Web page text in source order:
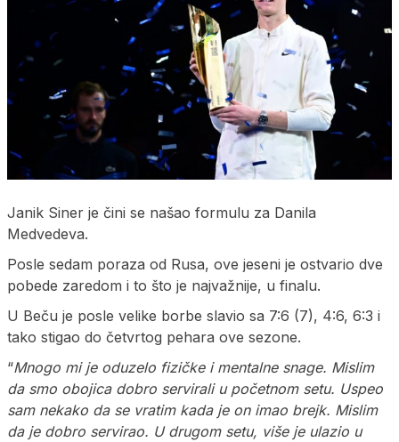
Janik Siner je čini se našao formulu za Danila
Medvedeva.
Posle sedam poraza od Rusa, ove jeseni je ostvario dve
pobede zaredom i to što je najvažnije, u finalu.
U Beču je posle velike borbe slavio sa 7:6 (7), 4:6, 6:3 i
tako stigao do četvrtog pehara ove sezone.
“Mnogo mi je oduzelo fizičke i mentalne snage. Mislim
da smo obojica dobro servirali u početnom setu. Uspeo
sam nekako da se vratim kada je on imao brejk. Mislim
da je dobro servirao. U drugom setu, više je ulazio u